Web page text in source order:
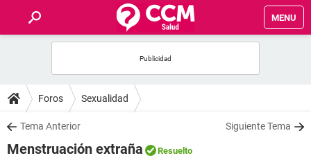
MENU
FOROS
SALUD
Foros Sexualidad
Tema Anterior Siguiente Tema
Menstruación extraña Resuelto